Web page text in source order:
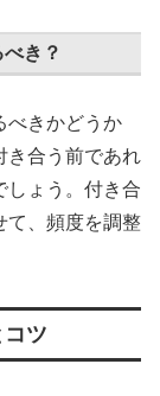
き？
べきかどうか
き合う前であれ
しょう。付き合
て、頻度を調整
ツ